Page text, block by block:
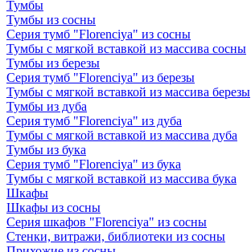
Тумбы
Тумбы из сосны
Серия тумб "Florenciya" из сосны
Тумбы с мягкой вставкой из массива сосны
Тумбы из березы
Серия тумб "Florenciya" из березы
Тумбы с мягкой вставкой из массива березы
Тумбы из дуба
Серия тумб "Florenciya" из дуба
Тумбы с мягкой вставкой из массива дуба
Тумбы из бука
Серия тумб "Florenciya" из бука
Тумбы с мягкой вставкой из массива бука
Шкафы
Шкафы из сосны
Серия шкафов "Florenciya" из сосны
Стенки, витражи, библиотеки из сосны